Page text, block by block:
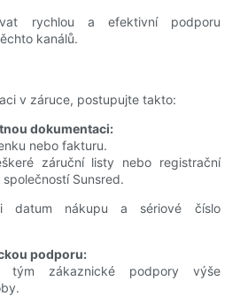
rychlou a efektivní podporu
kanálů.
v záruce, postupujte takto:
dokumentaci:
nebo fakturu.
záruční listy nebo registrační
Sunsred.
datum nákupu a sériové číslo
podporu:
tým zákaznické podpory výše